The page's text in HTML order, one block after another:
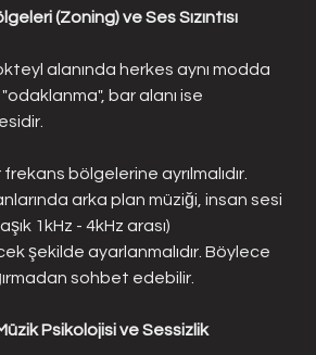
(Zoning) ve Ses Sızıntısı
alanında herkes aynı modda
bar alanı ise
bölgelerine ayrılmalıdır.
arka plan müziği, insan sesi
1kHz - 4kHz arası)
şekilde ayarlanmalıdır. Böylece
sohbet edebilir.
Psikolojisi ve Sessizlik